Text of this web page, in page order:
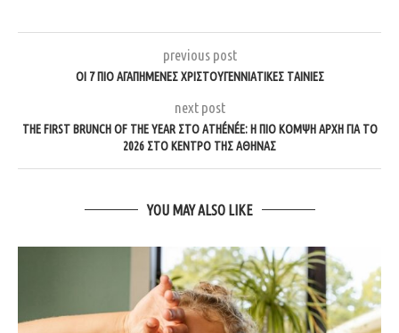
previous post
ΟΙ 7 ΠΙΟ ΑΓΑΠΗΜΈΝΕΣ ΧΡΙΣΤΟΥΓΕΝΝΙΆΤΙΚΕΣ ΤΑΙΝΊΕΣ
next post
THE FIRST BRUNCH OF THE YEAR ΣΤΟ ATHÉNÉE: Η ΠΙΟ ΚΟΜΨΉ ΑΡΧΉ ΓΙΑ ΤΟ
2026 ΣΤΟ ΚΈΝΤΡΟ ΤΗΣ ΑΘΉΝΑΣ
YOU MAY ALSO LIKE